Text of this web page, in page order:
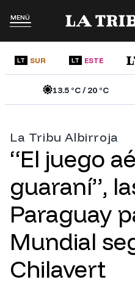
MENÚ
LT SUR LT ESTE
13.5 °C /20 °C
La Tribu Albirroja
“El juego
guaraní”,
Paraguay
Mundial
Chilavert